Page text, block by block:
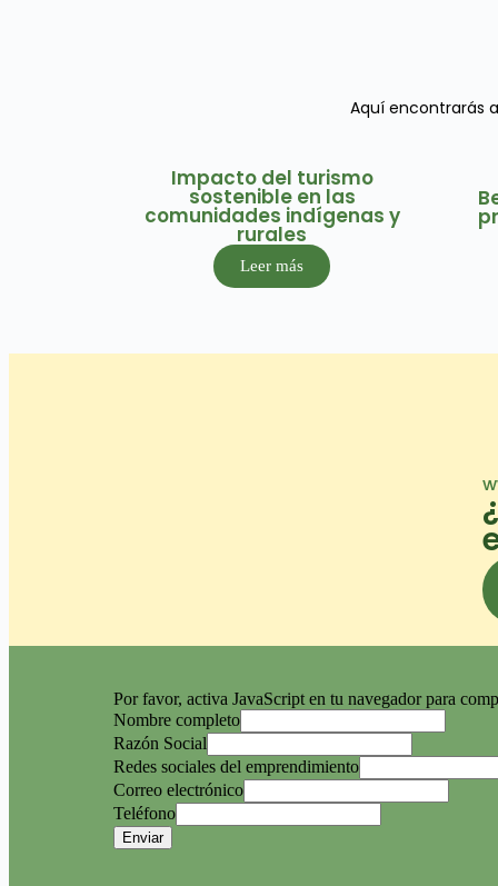
Aquí encontrarás
Impacto del turismo
sostenible en las
comunidades indígenas y
rurales
Leer más
Por favor, activa JavaScript en tu navegador para
Nombre completo
Razón Social
Redes sociales del emprendimiento
Correo electrónico
Teléfono
Enviar